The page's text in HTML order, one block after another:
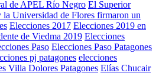
de APEL Río Negro El Superior
Universidad de Flores firmaron un
Elecciones 2017 Elecciones 2019 en
de Viedma 2019 Elecciones
Paso Elecciones Paso Patagones
pj patagones elecciones
Villa Dolores Patagones Elías Chucair